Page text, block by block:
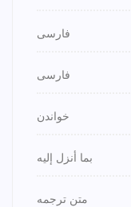
فارسی
فارسی
خواندن
بما أنزل إليه
متن ترجمه